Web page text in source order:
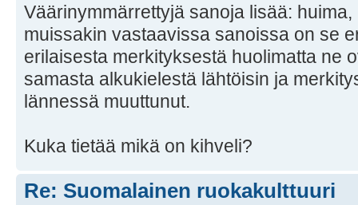
Väärinymmärrettyjä sanoja lisää:
muissakin vastaavissa sanoissa on se
erilaisesta merkityksestä huolimatta ne
samasta alkukielestä lähtöisin ja
lännessä muuttunut.
Kuka tietää mikä on kihveli?
Re: Suomalainen ruokakulttuuri